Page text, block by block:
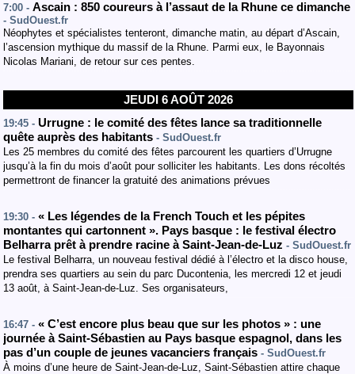
7:00 - Ascain : 850 coureurs à l’assaut de la Rhune ce dimanche
- SudOuest.fr
Néophytes et spécialistes tenteront, dimanche matin, au départ d’Ascain,
l’ascension mythique du massif de la Rhune. Parmi eux, le Bayonnais
Nicolas Mariani, de retour sur ces pentes.
JEUDI 6 AOÛT 2026
19:45 - Urrugne : le comité des fêtes lance sa traditionnelle
quête auprès des habitants - SudOuest.fr
Les 25 membres du comité des fêtes parcourent les quartiers d’Urrugne
jusqu’à la fin du mois d’août pour solliciter les habitants. Les dons récoltés
permettront de financer la gratuité des animations prévues
19:30 - « Les légendes de la French Touch et les pépites
montantes qui cartonnent ». Pays basque : le festival électro
Belharra prêt à prendre racine à Saint-Jean-de-Luz - SudOuest.fr
Le festival Belharra, un nouveau festival dédié à l’électro et la disco house,
prendra ses quartiers au sein du parc Ducontenia, les mercredi 12 et jeudi
13 août, à Saint-Jean-de-Luz. Ses organisateurs,
16:47 - « C’est encore plus beau que sur les photos » : une
journée à Saint-Sébastien au Pays basque espagnol, dans les
pas d’un couple de jeunes vacanciers français - SudOuest.fr
À moins d’une heure de Saint-Jean-de-Luz, Saint-Sébastien attire chaque